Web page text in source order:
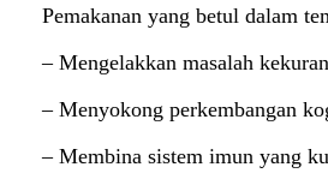
Pemakanan yang betul dalam
– Mengelakkan masalah
– Menyokong perkembangan
– Membina sistem imun yang